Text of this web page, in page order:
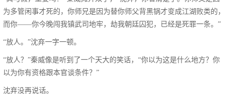
为多管闲事才死的，你师兄是因为替你师父背黑锅才变成江湖败类的，
而你——你今晚闯我镇武司地牢，劫我朝廷囚犯，已经是死罪一条。”
“放人。”沈弃一字一顿。
“放人？”秦威像是听到了一个天大的笑话，“你以为这是什么地方？你
以为你有资格跟本官谈条件？”
沈弃没再说话。